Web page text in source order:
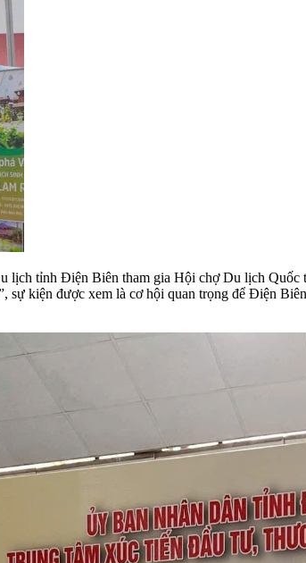
lịch tỉnh Điện Biên tham gia Hội chợ Du lịch
kiện được xem là cơ hội quan trọng để Điện